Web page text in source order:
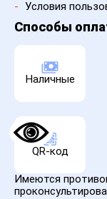
- Условия
Имеются
Способы
Наличные
QR-код